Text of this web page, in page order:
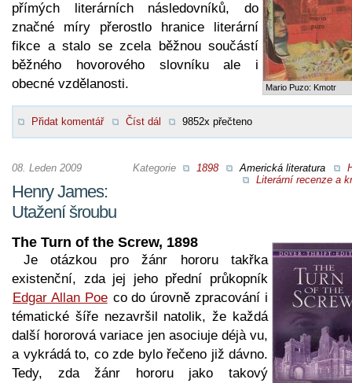
Mario Puzo: Kmotr
přímých literárních následovníků, do
značné míry přerostlo hranice literární
fikce a stalo se zcela běžnou součástí
běžného hovorového slovníku ale i
obecné vzdělanosti.
Přidat komentář Číst dál 9852x přečteno
Kategorie 1898 Americká literatura
Literární recenze a
08. Leden 2009
Henry James:
Utažení šroubu
The Turn of the Screw, 1898
Je otázkou pro žánr hororu takřka
existenční, zda jej jeho přední průkopník
Edgar Allan Poe co do úrovně zpracování i
tématické šíře nezavršil natolik, že každá
další hororová variace jen asociuje déjà vu,
a vykrádá to, co zde bylo řečeno již dávno.
Tedy, zda žánr hororu jako takový